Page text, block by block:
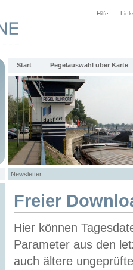
Hilfe
Start Pegelauswahl über Karte
Newsletter
Freier
Hier können
Parameter aus den
auch ältere